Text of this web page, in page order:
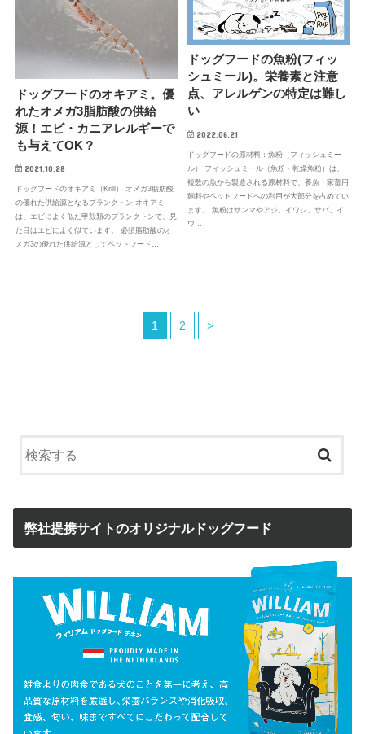
ドッグフードの魚粉(フィッ
シュミール)。栄養素と注意
点、アレルゲンの特定は難し
い
2022.06.21
ドッグフードの原材料：魚粉（フィッシュミー
ル） フィッシュミール（魚粉・乾燥魚粉）は、
複数の魚から製造される原材料で、養魚・家畜用
飼料やペットフードへの利用が大部分を占めてい
ます。 魚粉はサンマやアジ、イワシ、サバ、イ
ワ…
ドッグフードのオキアミ。優
れたオメガ3脂肪酸の供給
源！エビ・カニアレルギーで
も与えてOK？
2021.10.28
ドッグフードのオキアミ（Krill） オメガ3脂肪酸
の優れた供給源となるプランクトン オキアミ
は、エビによく似た甲殻類のプランクトンで、見
た目はエビによく似ています。 必須脂肪酸のオ
メガ3の優れた供給源としてペットフード…
1 2 >
弊社提携サイトのオリジナルドッグフード